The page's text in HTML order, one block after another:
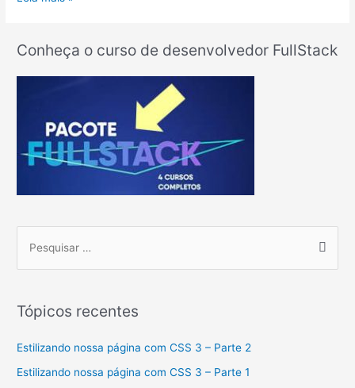
marcação
Conheça o curso de desenvolvedor FullStack
i
Tópicos recentes
Estilizando nossa página com CSS 3 – Parte 2
Estilizando nossa página com CSS 3 – Parte 1